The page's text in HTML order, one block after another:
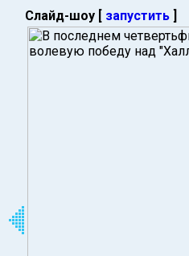
Слайд-шоу [ запустить ]